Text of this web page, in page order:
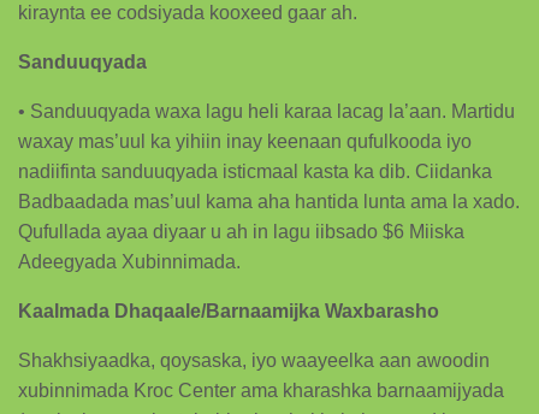
kiraynta ee codsiyada kooxeed gaar ah.
Sanduuqyada
• Sanduuqyada waxa lagu heli karaa lacag la’aan. Martidu
waxay mas’uul ka yihiin inay keenaan qufulkooda iyo
nadiifinta sanduuqyada isticmaal kasta ka dib. Ciidanka
Badbaadada mas’uul kama aha hantida lunta ama la xado.
Qufullada ayaa diyaar u ah in lagu iibsado $6 Miiska
Adeegyada Xubinnimada.
Kaalmada Dhaqaale/Barnaamijka Waxbarasho
Shakhsiyaadka, qoysaska, iyo waayeelka aan awoodin
xubinnimada Kroc Center ama kharashka barnaamijyada